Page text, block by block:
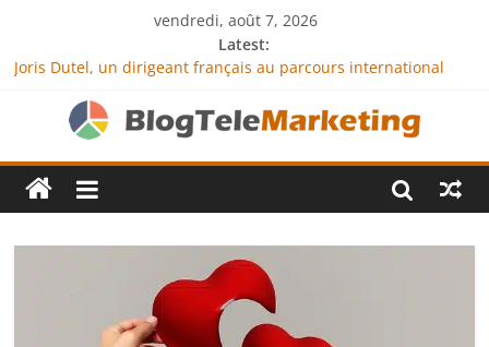
vendredi, août 7, 2026
Latest:
Joris Dutel, un dirigeant français au parcours international
Agria Assurance Animaux : comment l’entreprise se
démarque-t-elle de la concurrence ?
JCA Academy : l’excellence au service de l’indépendance
financière
Denis Bouclon : la diplomatie éducative comme moteur de
Next Terra International : des solutions logistiques au service
du commerce international